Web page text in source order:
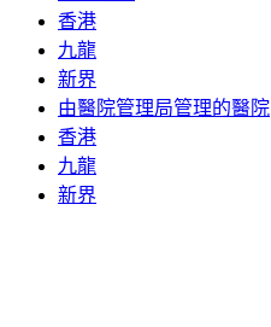
香港
九龍
新界
由醫院管理局管理的醫院
香港
九龍
新界